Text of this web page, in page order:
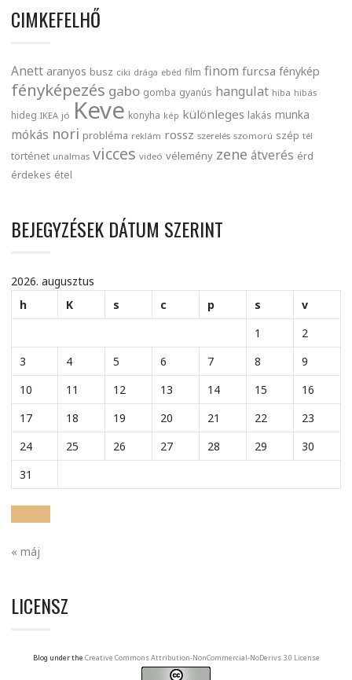
CIMKEFELHŐ
Anett aranyos busz ciki drága ebéd film finom furcsa fénykép
fényképezés gabo gomba gyanús hangulat hiba hibás
hideg IKEA jó Keve konyha kép különleges lakás munka
mókás nori probléma reklám rossz szerelés szomorú szép tél
történet unalmas vicces videó vélemény zene átverés érd
érdekes étel
BEJEGYZÉSEK DÁTUM SZERINT
2026. augusztus
h
K s c p s
v
1
2
3
4 5 6 7 8
9
10
11 12 13 14 15
16
17
18 19 20 21 22
23
24
25 26 27 28 29
30
31
« máj
LICENSZ
Blog under the Creative Commons Attribution-NonCommercial-NoDerivs 3.0 License